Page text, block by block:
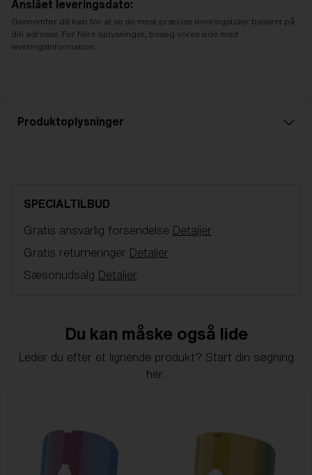
Anslået leveringsdato:
Gennemfør dit køb for at se de mest præcise leveringstider baseret på
din adresse. For flere oplysninger, besøg vores side med
leveringsinformation.
Produktoplysninger
Produktnr.:AZG8007LS 000005
Farve: Brown/Blue Multicolor
NOTAINFORMATIVA:S3
SPECIALTILBUD
Gratis ansvarlig forsendelse Detaljer
Gratis returneringer Detaljer
Sæsonudsalg Detaljer
Du kan måske også lide
Leder du efter et lignende produkt? Start din søgning
her..